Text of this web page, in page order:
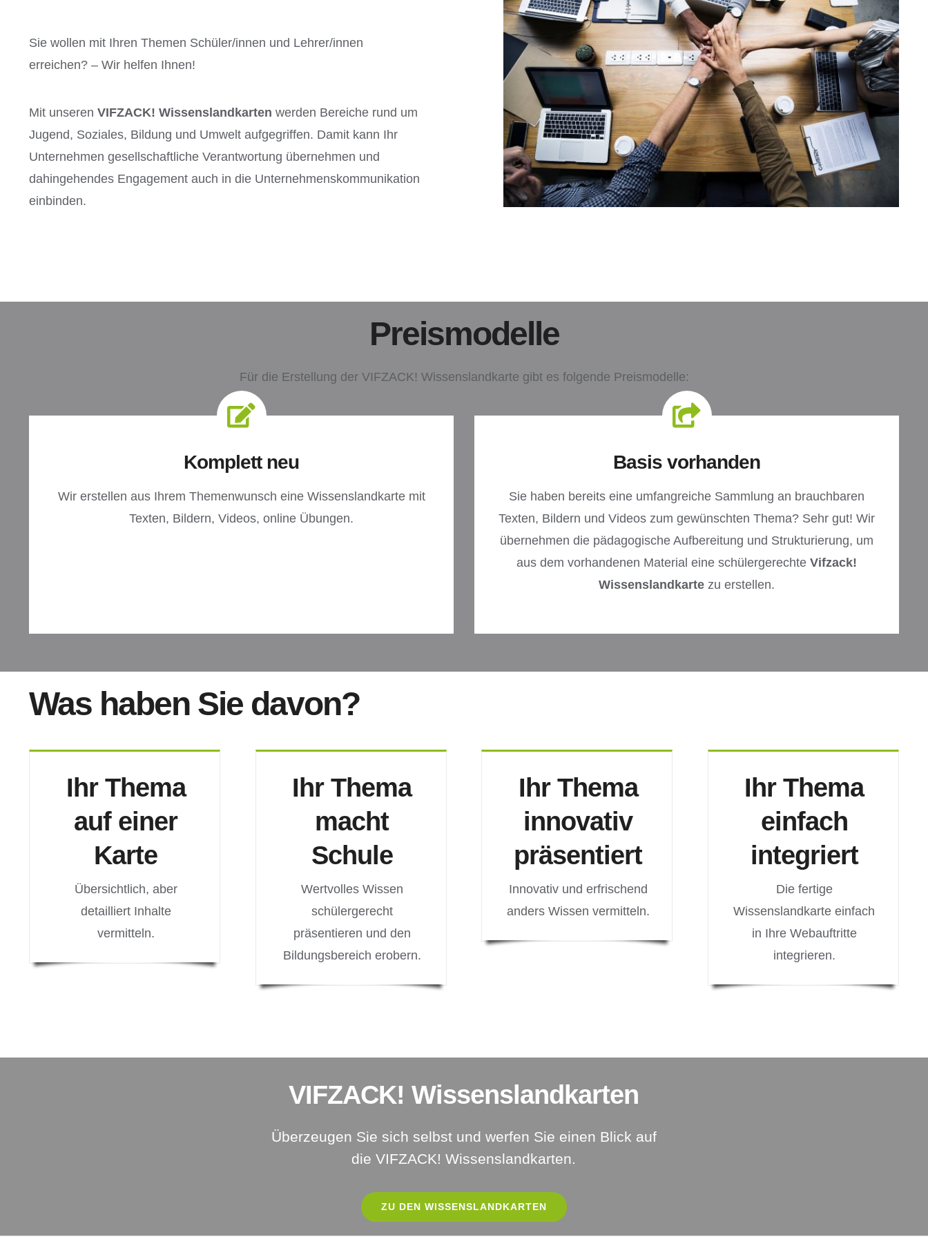
Sie wollen mit Ihren Themen Schüler/innen und Lehrer/innen
erreichen? – Wir helfen Ihnen!
Mit unseren VIFZACK! Wissenslandkarten werden Bereiche rund um
Jugend, Soziales, Bildung und Umwelt aufgegriffen. Damit kann Ihr
Unternehmen gesellschaftliche Verantwortung übernehmen und
dahingehendes Engagement auch in die Unternehmenskommunikation
einbinden.
Preismodelle
Für die Erstellung der VIFZACK! Wissenslandkarte gibt es folgende Preismodelle:
Komplett neu
Wir erstellen aus Ihrem Themenwunsch eine Wissenslandkarte mit
Texten, Bildern, Videos, online Übungen.
Basis vorhanden
Sie haben bereits eine umfangreiche Sammlung an brauchbaren
Texten, Bildern und Videos zum gewünschten Thema? Sehr gut! Wir
übernehmen die pädagogische Aufbereitung und Strukturierung, um
aus dem vorhandenen Material eine schülergerechte Vifzack!
Wissenslandkarte zu erstellen.
Was haben Sie davon?
Ihr Thema
auf einer
Karte
Übersichtlich, aber
detailliert Inhalte
vermitteln.
Ihr Thema
macht
Schule
Wertvolles Wissen
schülergerecht
präsentieren und den
Bildungsbereich erobern.
Ihr Thema
innovativ
präsentiert
Innovativ und erfrischend
anders Wissen vermitteln.
Ihr Thema
einfach
integriert
Die fertige
Wissenslandkarte einfach
in Ihre Webauftritte
integrieren.
VIFZACK! Wissenslandkarten
Überzeugen Sie sich selbst und werfen Sie einen Blick auf
die VIFZACK! Wissenslandkarten.
ZU DEN WISSENSLANDKARTEN